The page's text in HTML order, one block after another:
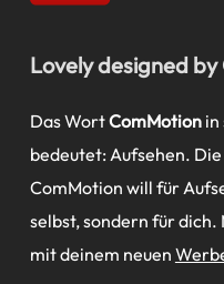
Lovely designed
Das WortComMotionin
bedeutet: Aufsehen.
ComMotion will für
selbst, sondern für dich.
mit deinem neuen